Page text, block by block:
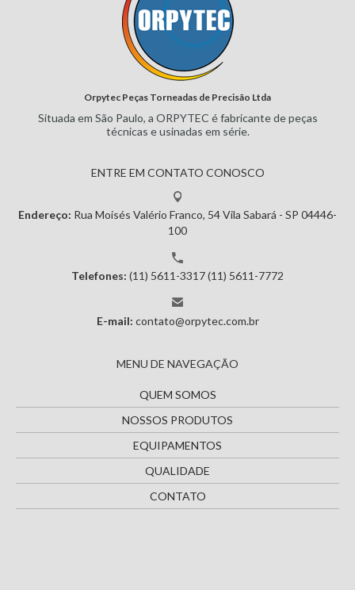
Orpytec Peças Torneadas de Precisão Ltda
Situada em São Paulo, a ORPYTEC é fabricante de peças
técnicas eusinadas em série.
ENTRE EM CONTATO CONOSCO
Endereço: Rua Moisés Valério Franco, 54Vila Sabará - SP 04446-
100
Telefones: (11) 5611-3317(11) 5611-7772
E-mail: contato@orpytec.com.br
MENU DE NAVEGAÇÃO
QUEM SOMOS
NOSSOS PRODUTOS
EQUIPAMENTOS
QUALIDADE
CONTATO